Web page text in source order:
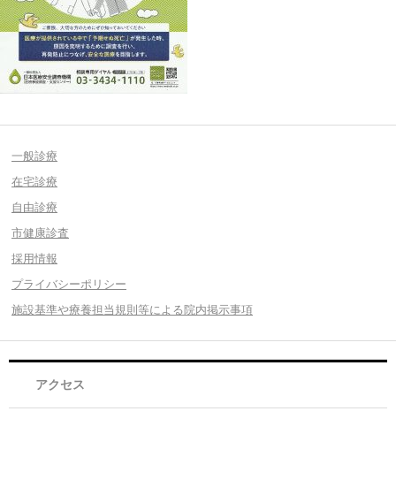
一般診療
在宅診療
自由診療
市健康診査
採用情報
プライバシーポリシー
施設基準や療養担当規則等による院内掲示事項
アクセス